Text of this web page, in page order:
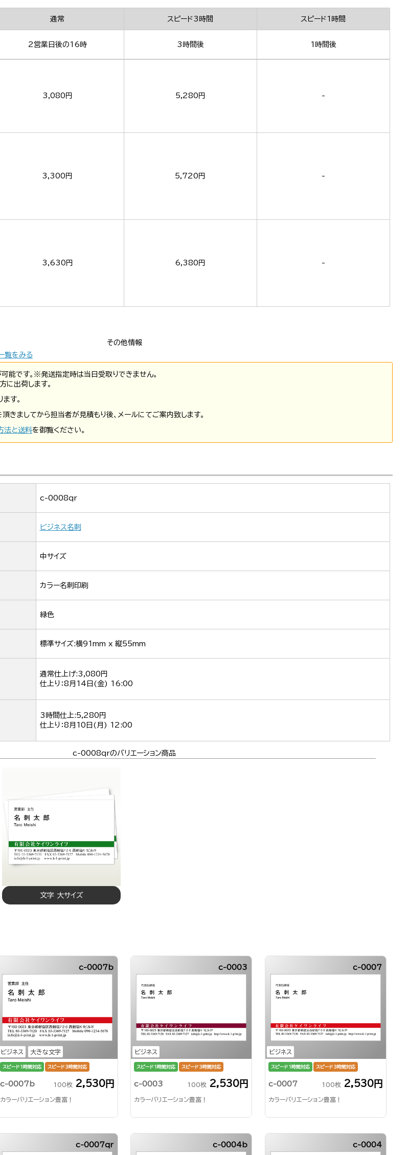
通常 スピード3時間 スピード1時間
2営業日後の16時 3時間後 1時間後
3,080円 5,280円 -
3,300円 5,720円 -
3,630円 6,380円 -
その他情報
覧をみる
能です。※発送指定時は当日受取りできません。
出荷します。
す。
きましてから担当者が見積もり後、メールにてご案内致します。
法と送料を御覧ください。
c-0008qr
ビジネス名刺
中サイズ
カラー名刺印刷
緑色
標準サイズ:横91mm x 縦55mm
通常仕上げ:3,080円
仕上り：8月14日(金) 16:00
3時間仕上:5,280円
仕上り：8月10日(月) 12:00
c-0008qrのバリエーション商品
文字 大サイズ
ビジネス 大きな文字
c-0007b
スピード1時間対応 スピード3時間対応
c-0007b 100枚 2,530円
カラーバリエーション豊富！
ビジネス
c-0003
スピード1時間対応 スピード3時間対応
c-0003 100枚 2,530円
カラーバリエーション豊富！
ビジネス
c-0007
スピード1時間対応 スピード3時間対応
c-0007 100枚 2,530円
カラーバリエーション豊富！
c-0007qr c-0004b c-0004